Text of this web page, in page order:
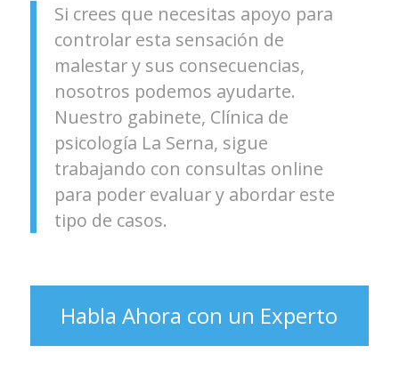
Si crees que necesitas apoyo para
controlar esta sensación de
malestar y sus consecuencias,
nosotros podemos ayudarte.
Nuestro gabinete, Clínica de
psicología La Serna, sigue
trabajando con consultas online
para poder evaluar y abordar este
tipo de casos.
Habla Ahora con un Experto